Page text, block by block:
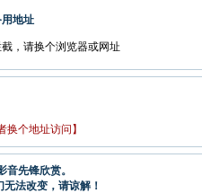
地址
，请换个浏览器或网址
个地址访问】
先锋欣赏。
法改变，请谅解！